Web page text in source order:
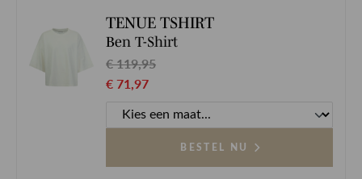
TENUE TSHIRT
Ben T-Shirt
€ 119,95
€ 71,97
BESTEL NU